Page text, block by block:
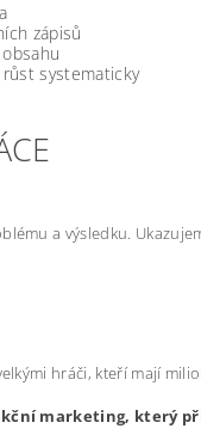
zápisů
systematicky
a výsledku.
hráči, kteří mají
marketing, který